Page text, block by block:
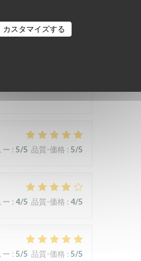
カスタマイズする
ー : 5/5 品質-価格 : 5/5
ー : 4/5 品質-価格 : 4/5
ー : 5/5 品質-価格 : 5/5